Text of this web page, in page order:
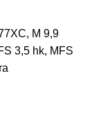
M 9,9
3,5 hk, MFS